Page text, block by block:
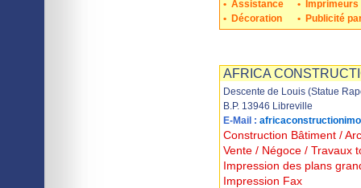
• Assistance •
• Décoration • Publicité
AFRICA
Descente de Louis (Statue
B.P. 13946 Libreville
E-Mail :
Construction Bâtiment /
Vente / Négoce / Travaux
Impression des plans
Impression Fax